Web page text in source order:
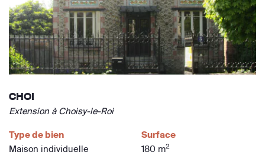
CHOI
Extension à Choisy-le-Roi
Type de bien
Maison individuelle
Surface
180 m2